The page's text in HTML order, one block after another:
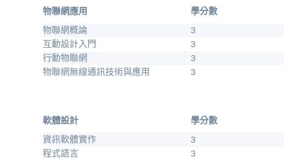
物聯網應用 學分數
物聯網概論
3
互動設計入門
3
行動物聯網
3
物聯網無線通訊技術與應用
3
軟體設計 學分數
資訊軟體實作
3
程式語言 3